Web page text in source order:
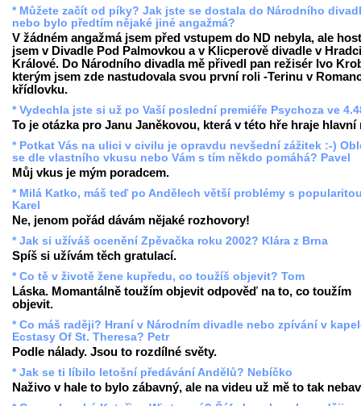
* Můžete začít od píky? Jak jste se dostala do Národního
nebo bylo předtím nějaké jiné angažmá?
V žádném angažmá jsem před vstupem do ND nebyla, ale
jsem v Divadle Pod Palmovkou a v Klicperově divadle v Hradci
Králové. Do Národního divadla mě přivedl pan režisér Ivo
kterým jsem zde nastudovala svou první roli -Terinu v
křídlovku.
* Vydechla jste si už po Vaší poslední premiéře Psychoza ve
To je otázka pro Janu Janěkovou, která v této hře hraje hlavní
* Potkat Vás na ulici v civilu je opravdu nevšední zážitek :-)
se dle vlastního vkusu nebo Vám s tím někdo pomáhá? Pavel
Můj vkus je mým poradcem.
* Milá Katko, máš teď po Andělech větší problémy s
Karel
Ne, jenom pořád dávám nějaké rozhovory!
* Jak si užíváš ocenění Zpěvačka roku 2002? Klára z Brna
Spíš si užívám těch gratulací.
* Co tě v životě žene kupředu, co toužíš objevit? Tom
Láska. Momantálně toužím objevit odpověď na to, co toužím
objevit.
* Co máš raději? Hraní v Národním divadle nebo zpívání v
Ecstasy Of St. Theresa? Petr
Podle nálady. Jsou to rozdílné světy.
* Jak se ti líbilo letošní předávání Andělů? Nebíčko
Naživo v hale to bylo zábavný, ale na videu už mě to tak